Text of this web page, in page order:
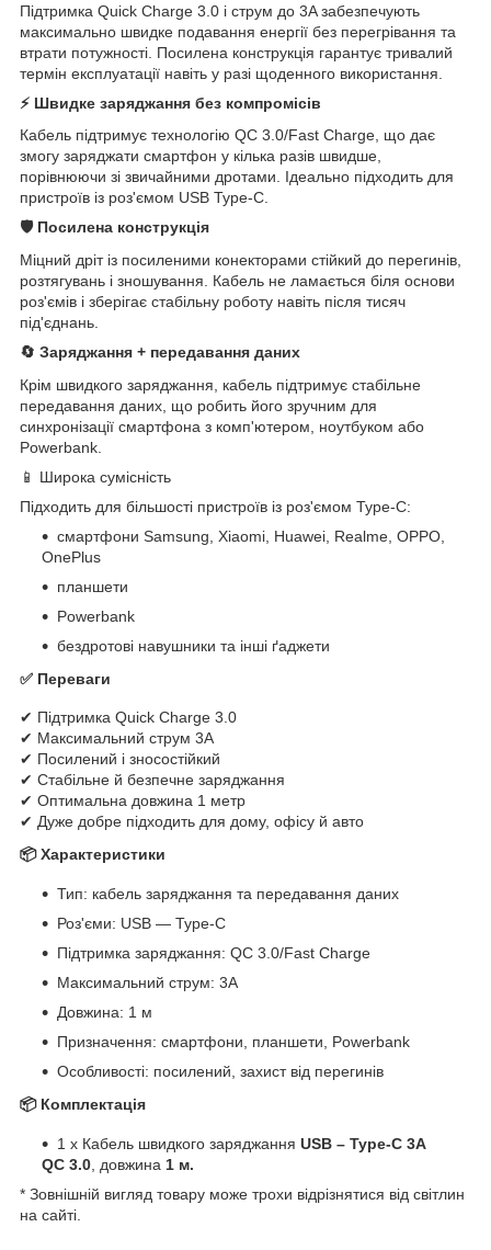
Підтримка Quick Charge 3.0 і струм до 3A забезпечують
максимально швидке подавання енергії без перегрівання та
втрати потужності. Посилена конструкція гарантує тривалий
термін експлуатації навіть у разі щоденного використання.
⚡ Швидке заряджання без компромісів
Кабель підтримує технологію QC 3.0/Fast Charge, що дає
змогу заряджати смартфон у кілька разів швидше,
порівнюючи зі звичайними дротами. Ідеально підходить для
пристроїв із роз'ємом USB Type-C.
🛡 Посилена конструкція
Міцний дріт із посиленими конекторами стійкий до перегинів,
розтягувань і зношування. Кабель не ламається біля основи
роз'ємів і зберігає стабільну роботу навіть після тисяч
під'єднань.
🔄 Заряджання + передавання даних
Крім швидкого заряджання, кабель підтримує стабільне
передавання даних, що робить його зручним для
синхронізації смартфона з комп'ютером, ноутбуком або
Powerbank.
📱 Широка сумісність
Підходить для більшості пристроїв із роз'ємом Type-C:
смартфони Samsung, Xiaomi, Huawei, Realme, OPPO,
OnePlus
планшети
Powerbank
бездротові навушники та інші ґаджети
✅ Переваги
✔ Підтримка Quick Charge 3.0
✔ Максимальний струм 3A
✔ Посилений і зносостійкий
✔ Стабільне й безпечне заряджання
✔ Оптимальна довжина 1 метр
✔ Дуже добре підходить для дому, офісу й авто
📦 Характеристики
Тип: кабель заряджання та передавання даних
Роз'єми: USB — Type-C
Підтримка заряджання: QC 3.0/Fast Charge
Максимальний струм: 3A
Довжина: 1 м
Призначення: смартфони, планшети, Powerbank
Особливості: посилений, захист від перегинів
📦 Комплектація
1 х Кабель швидкого заряджання USB – Type-C 3A
QC 3.0 , довжина 1 м.
* Зовнішній вигляд товару може трохи відрізнятися від світлин
на сайті.